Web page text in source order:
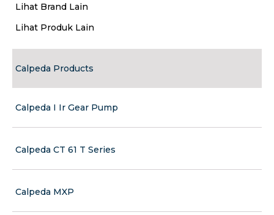
Lihat Brand Lain
Lihat Produk Lain
Calpeda Products
Calpeda I Ir Gear Pump
Calpeda CT 61 T Series
Calpeda MXP